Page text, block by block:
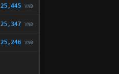
25,445 VNĐ
25,347 VNĐ
25,246 VNĐ